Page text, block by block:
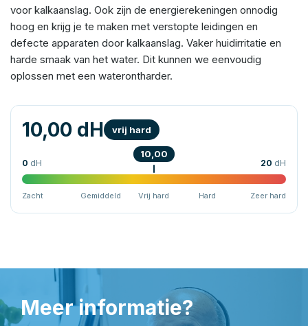
voor kalkaanslag. Ook zijn de energierekeningen onnodig
hoog en krijg je te maken met verstopte leidingen en
defecte apparaten door kalkaanslag. Vaker huidirritatie en
harde smaak van het water. Dit kunnen we eenvoudig
oplossen met een waterontharder.
10,00 dH vrij hard
0 dH 20 dH
10,00
Zacht Gemiddeld Vrij hard Hard Zeer hard
Meer informatie?